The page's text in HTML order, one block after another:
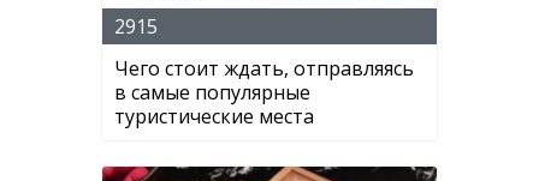
2915
Чего стоит ждать, отправляясь
в самые популярные
туристические места